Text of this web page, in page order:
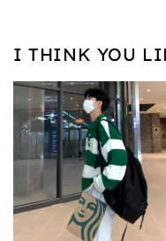
I THINK YOU